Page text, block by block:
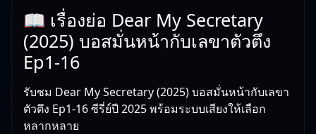
📖 เรื่องย่อ Dear My Secretary
(2025) บอสมั่นหน้ากับเลขาตัวตึง
Ep1-16
รับชม Dear My Secretary (2025) บอสมั่นหน้ากับเลขา
ตัวตึง Ep1-16 ซีรี่ย์ปี 2025 พร้อมระบบเสียงให้เลือก
หลากหลาย